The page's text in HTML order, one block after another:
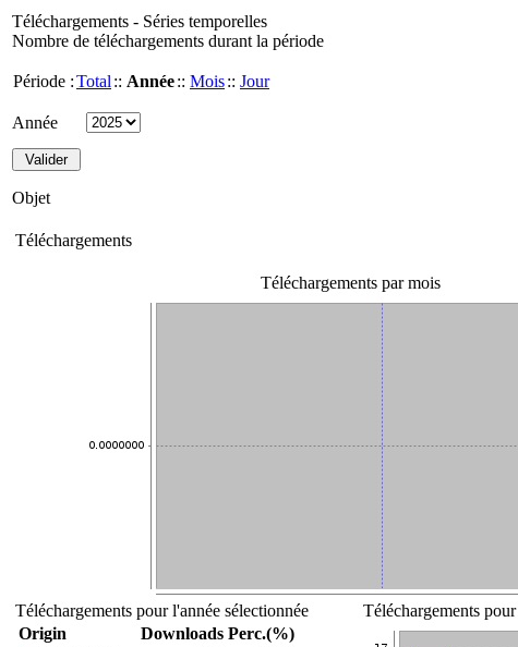
Téléchargements - Séries temporelles
Nombre de téléchargements durant la période
Période :Total :: Année:: Mois:: Jour
Année
Objet
Téléchargements
Téléchargements par mois
Téléchargements pour l'année sélectionnée
Origin
Downloads Perc.(%)
Téléchargements